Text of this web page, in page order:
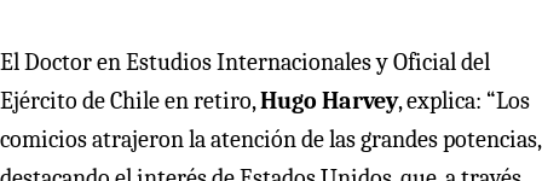
El Doctor en Estudios Internacionales y Oficial del
Ejército de Chile en retiro,Hugo Harvey, explica: “Los
comicios atrajeron la atención de las grandes potencias,